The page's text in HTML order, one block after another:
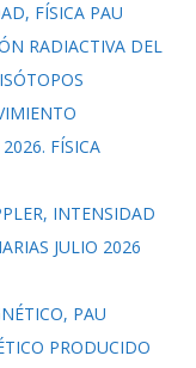
FÍSICA PAU
RADIACTIVA DEL
FÍSICA
INTENSIDAD
JULIO 2026
PAU
PRODUCIDO